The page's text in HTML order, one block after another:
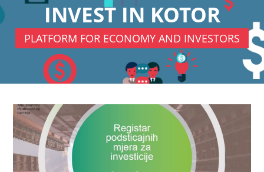
INVEST IN KOTOR
PLATFORM FOR ECONOMY AND INVESTORS